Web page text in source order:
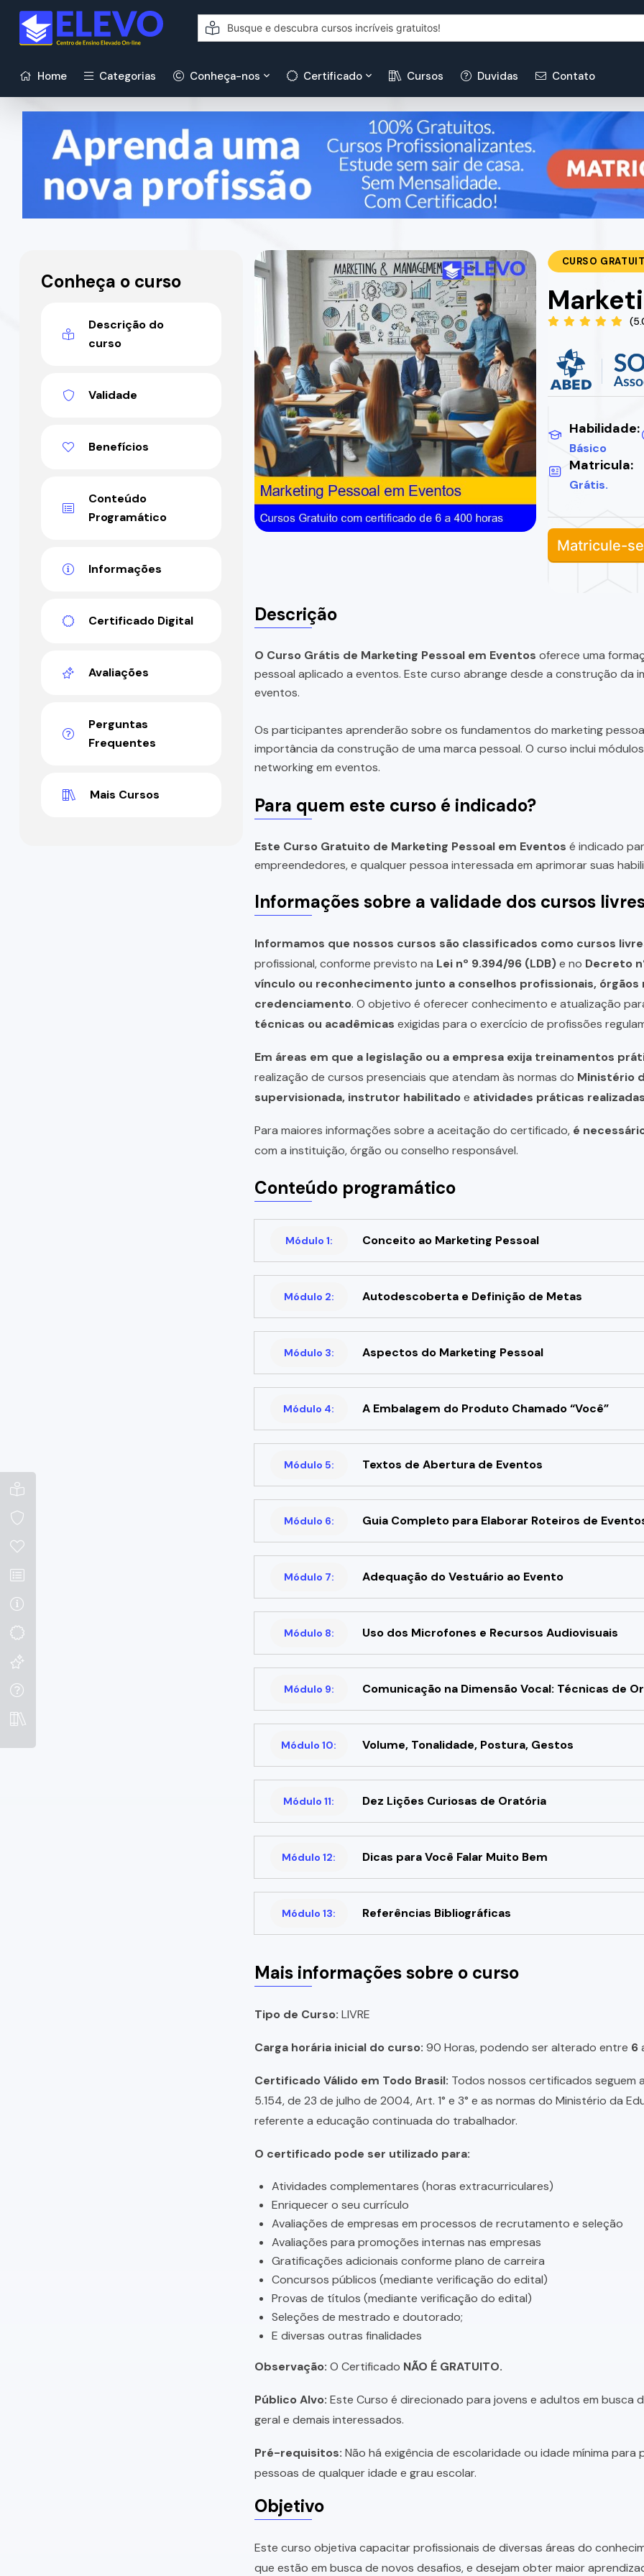
Home Categorias Conheça-nos Certificado Cursos Duvidas Contato
CURSO
Habilidade:
Básico
Matricula:
Grátis.
Matricule-se
Descrição
O Curso Grátis de Marketing Pessoal em Eventos oferece uma
pessoal aplicado a eventos. Este curso abrange desde a construção da
eventos.
Os participantes aprenderão sobre os fundamentos do marketing
importância da construção de uma marca pessoal. O curso inclui
networking em eventos.
Para quem este curso é indicado?
Este Curso Gratuito de Marketing Pessoal em Eventos é indicado
empreendedores, e qualquer pessoa interessada em aprimorar suas
Informações sobre a validade dos cursos
Informamos que nossos cursos são classificados como cursos
profissional, conforme previsto na Lei nº 9.394/96 (LDB)e no Decreto
vínculo ou reconhecimento junto a conselhos profissionais,
credenciamento. O objetivo é oferecer conhecimento e atualização
técnicas ou acadêmicas exigidas para o exercício de profissões
Em áreas em que a legislação ou a empresa exija treinamentos
realização de cursos presenciais que atendam às normas do Ministério
supervisionada, instrutor habilitadoe atividades práticas
Para maiores informações sobre a aceitação do certificado, é
com a instituição, órgão ou conselho responsável.
Conteúdo programático
Módulo 1: Conceito ao Marketing Pessoal
Módulo 2: Autodescoberta e Definição de Metas
Módulo 3: Aspectos do Marketing Pessoal
Módulo 4: A Embalagem do Produto Chamado “Você”
Módulo 5: Textos de Abertura de Eventos
Módulo 6: Guia Completo para Elaborar Roteiros de
Módulo 7: Adequação do Vestuário ao Evento
Módulo 8: Uso dos Microfones e Recursos Audiovisuais
Módulo 9: Comunicação na Dimensão Vocal: Técnicas de
Módulo 10: Volume, Tonalidade, Postura, Gestos
Módulo 11: Dez Lições Curiosas de Oratória
Módulo 12: Dicas para Você Falar Muito Bem
Módulo 13: Referências Bibliográficas
Mais informações sobre o curso
Tipo de Curso: LIVRE
Carga horária inicial do curso: 90 Horas, podendo ser alterado entre 6
Certificado Válido em Todo Brasil: Todos nossos certificados seguem
5.154, de 23 de julho de 2004, Art. 1° e 3° e as normas do Ministério da
referente a educação continuada do trabalhador.
O certificado pode ser utilizado para:
Atividades complementares (horas extracurriculares)
Enriquecer o seu currículo
Avaliações de empresas em processos de recrutamento e seleção
Avaliações para promoções internas nas empresas
Gratificações adicionais conforme plano de carreira
Concursos públicos (mediante verificação do edital)
Provas de títulos (mediante verificação do edital)
Seleções de mestrado e doutorado;
E diversas outras finalidades
Observação: O Certificado NÃO É GRATUITO.
Público Alvo: Este Curso é direcionado para jovens e adultos em busca
geral e demais interessados.
Pré-requisitos: Não há exigência de escolaridade ou idade mínima
pessoas de qualquer idade e grau escolar.
Objetivo
Este curso objetiva capacitar profissionais de diversas áreas do
que estão em busca de novos desafios, e desejam obter maior
Conheça o curso
Descrição do
curso
Validade
Benefícios
Conteúdo
Programático
Informações
Certificado Digital
Avaliações
Perguntas
Frequentes
Mais Cursos